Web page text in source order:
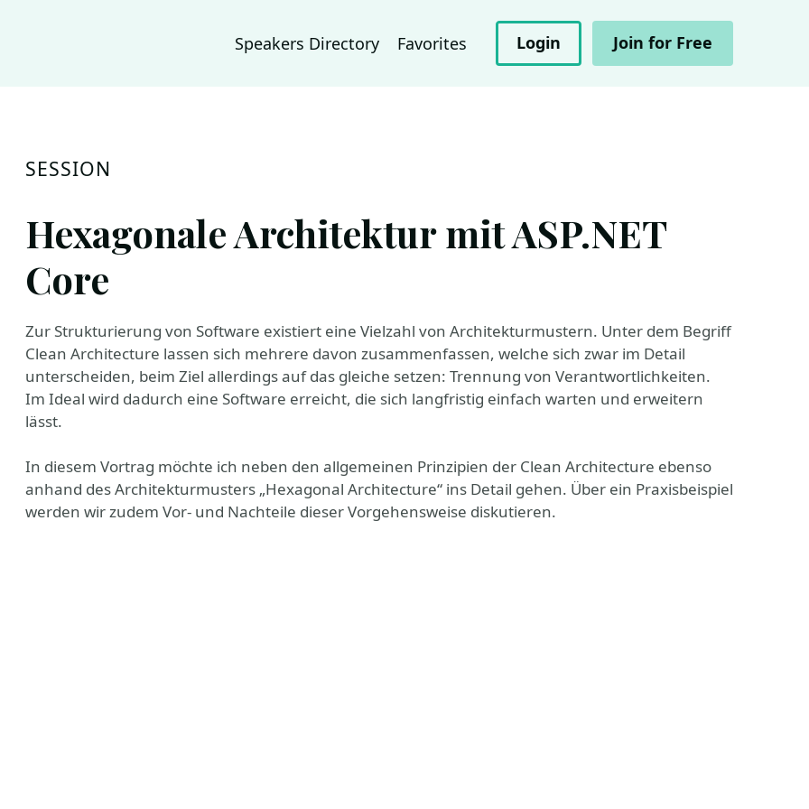
Speakers Directory Favorites Login Join for Free
SESSION
Hexagonale Architektur mit ASP.NET
Core
Zur Strukturierung von Software existiert eine Vielzahl von Architekturmustern. Unter dem Begriff
Clean Architecture lassen sich mehrere davon zusammenfassen, welche sich zwar im Detail
unterscheiden, beim Ziel allerdings auf das gleiche setzen: Trennung von Verantwortlichkeiten.
Im Ideal wird dadurch eine Software erreicht, die sich langfristig einfach warten und erweitern
lässt.
In diesem Vortrag möchte ich neben den allgemeinen Prinzipien der Clean Architecture ebenso
anhand des Architekturmusters „Hexagonal Architecture“ ins Detail gehen. Über ein Praxisbeispiel
werden wir zudem Vor- und Nachteile dieser Vorgehensweise diskutieren.